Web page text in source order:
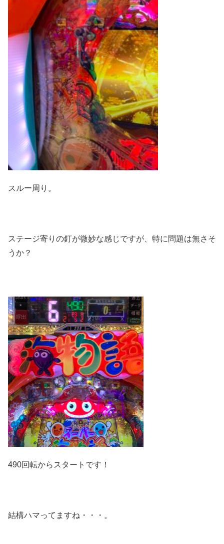
スルー周り。
ステージ寄りの釘が微妙な感じですが、特に問題は無さそ
うか？
490回転からスタートです！
結構ハマってますね・・・。